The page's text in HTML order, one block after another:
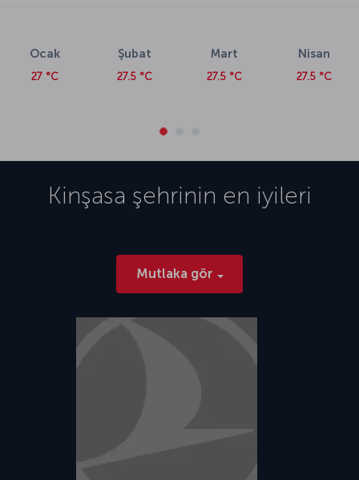
Ocak
27 °C
Şubat
27.5 °C
Mart
27.5 °C
Nisan
27.5 °C
Kinşasa şehrinin en iyileri
Mutlaka gör